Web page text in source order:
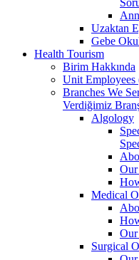
Uzaktan
Gebe
Health Tourism
Birim Hakkında
Unit Employees
Branches We
Verdiğimiz
Algology
Our
Medical
Surgical